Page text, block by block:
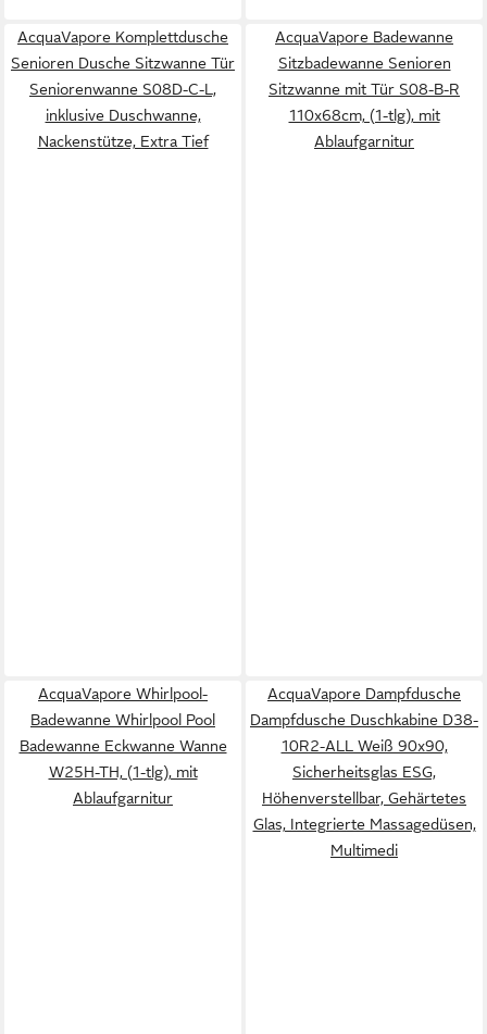
AcquaVapore Komplettdusche
Senioren Dusche Sitzwanne Tür
Seniorenwanne S08D-C-L,
inklusive Duschwanne,
Nackenstütze, Extra Tief
AcquaVapore Badewanne
Sitzbadewanne Senioren
Sitzwanne mit Tür S08-B-R
110x68cm, (1-tlg), mit
Ablaufgarnitur
AcquaVapore Whirlpool-
Badewanne Whirlpool Pool
Badewanne Eckwanne Wanne
W25H-TH, (1-tlg), mit
Ablaufgarnitur
AcquaVapore Dampfdusche
Dampfdusche Duschkabine D38-
10R2-ALL Weiß 90x90,
Sicherheitsglas ESG,
Höhenverstellbar, Gehärtetes
Glas, Integrierte Massagedüsen,
Multimedi